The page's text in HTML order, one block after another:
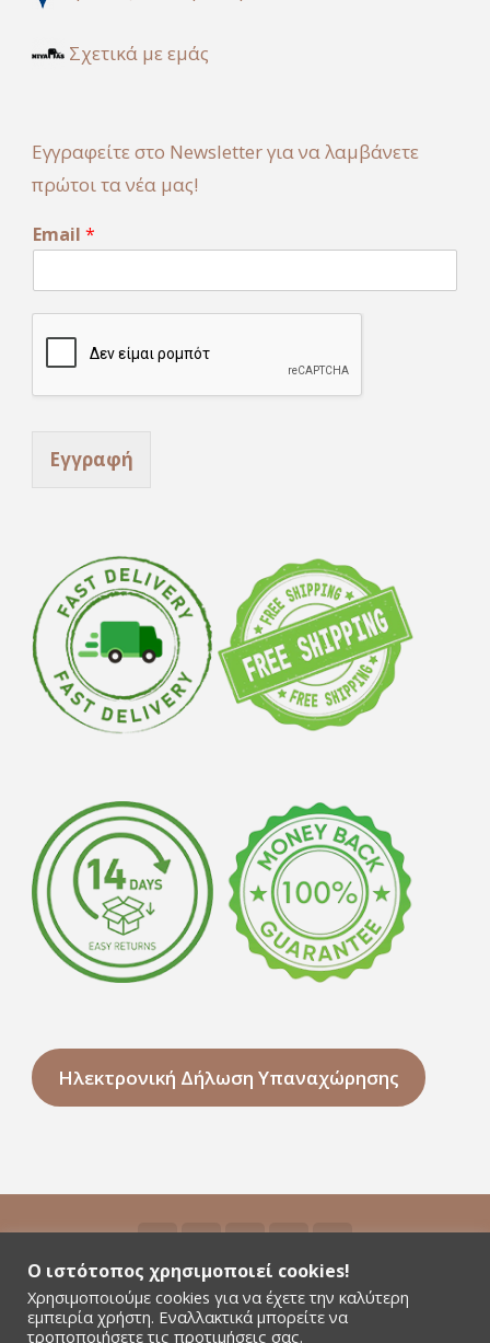
Σχετικά με εμάς
Εγγραφείτε στο Newsletter για να λαμβάνετε
πρώτοι τα νέα μας!
*
*
Email *
Εγγραφή
Ηλεκτρονική Δήλωση Υπαναχώρησης
©2026 Niyamas Yoga - All rights reserved - Αρ.
Γ.Ε.ΜΗ. 181380301000
Ο ιστότοπος χρησιμοποιεί cookies!
Χρησιμοποιούμε cookies για να έχετε την καλύτερη
εμπειρία χρήστη. Εναλλακτικά μπορείτε να
τροποποιήσετε τις προτιμήσεις σας.